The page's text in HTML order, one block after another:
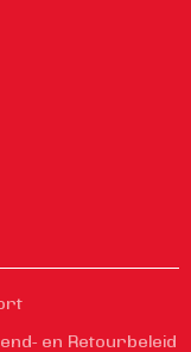
en Retourbeleid